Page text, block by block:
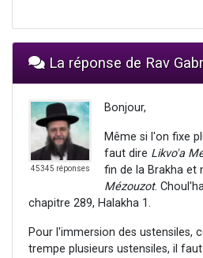
La réponse de Rav
45345 réponses
Bonjour,
Même si l'on fixe
faut dire Likvo'a
fin de la Brakha et
Mézouzot.
chapitre 289, Halakha 1.
Pour l'immersion des ustensiles,
trempe plusieurs ustensiles, il